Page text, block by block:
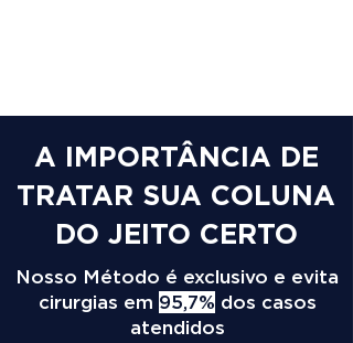
A IMPORTÂNCIA DE
TRATAR SUA COLUNA
DO JEITO CERTO
Nosso Método é exclusivo e evita
cirurgias em 95,7% dos casos
atendidos